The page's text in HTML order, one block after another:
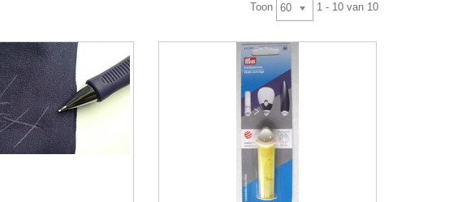
Toon 60 1 - 10 van 10